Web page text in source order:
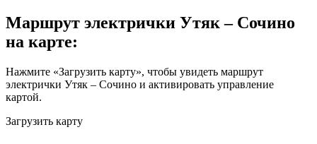
Маршрут электрички Утяк – Сочино
на карте:
Нажмите «Загрузить карту», чтобы увидеть маршрут
электрички Утяк – Сочино и активировать управление
картой.
Загрузить карту